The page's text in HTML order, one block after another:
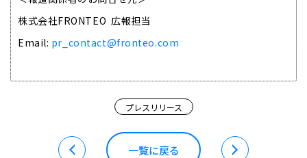
株式会社FRONTEO 広報担当
Email: pr_contact@fronteo.com
プレスリリース
一覧に戻る